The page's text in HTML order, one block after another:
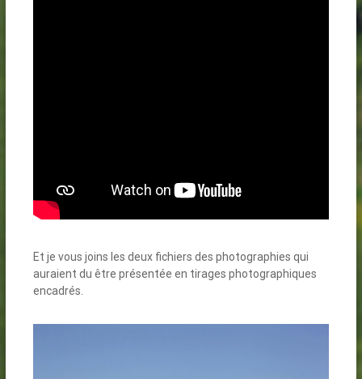
Et je vous joins les deux fichiers des photographies qui
auraient du être présentée en tirages photographiques
encadrés.